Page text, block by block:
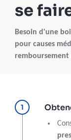
se
Besoin d'une
pour causes